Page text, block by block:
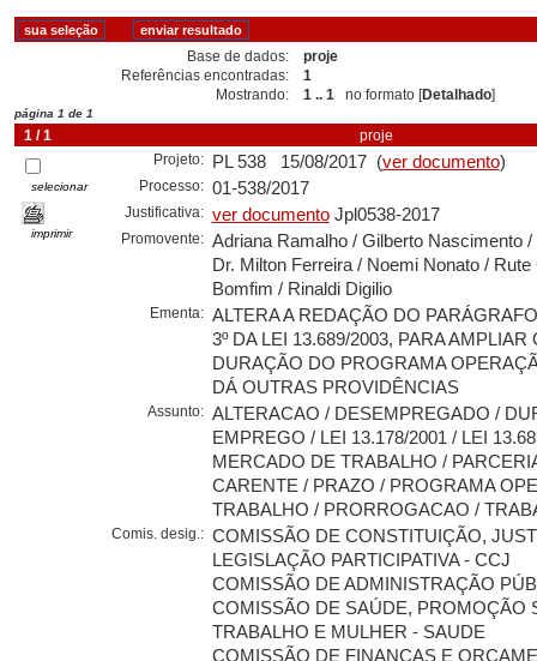
Base de dados:
proje
Referências encontradas:
1
Mostrando:
1 .. 1 no formato [Detalhado]
página 1 de 1
1 / 1 proje
selecionar
imprimir
Projeto: PL 538 15/08/2017 (ver documento)
Processo: 01-538/2017
Justificativa: ver documentoJpl0538-2017
Promovente: Adriana Ramalho / Gilberto Nascimento
Dr. Milton Ferreira / Noemi Nonato /
Bomfim / Rinaldi Digilio
Ementa: ALTERA A REDAÇÃO DO
3º DA LEI 13.689/2003, PARA AMPLIAR
DURAÇÃO DO PROGRAMA
DÁ OUTRAS PROVIDÊNCIAS
Assunto: ALTERACAO / DESEMPREGADO /
EMPREGO / LEI 13.178/2001 / LEI
MERCADO DE TRABALHO /
CARENTE / PRAZO / PROGRAMA
TRABALHO / PRORROGACAO /
Comis. desig.: COMISSÃO DE CONSTITUIÇÃO,
LEGISLAÇÃO PARTICIPATIVA - CCJ
COMISSÃO DE ADMINISTRAÇÃO
COMISSÃO DE SAÚDE, PROMOÇÃO
TRABALHO E MULHER - SAUDE
COMISSÃO DE FINANÇAS E